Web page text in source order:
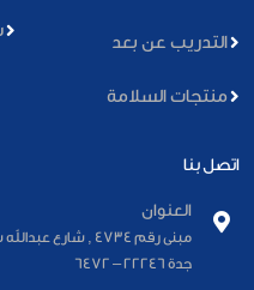
التدريب عن بعد
منتجات السلامة
اتصل بنا
العنوان
جدة 22246 – 6472